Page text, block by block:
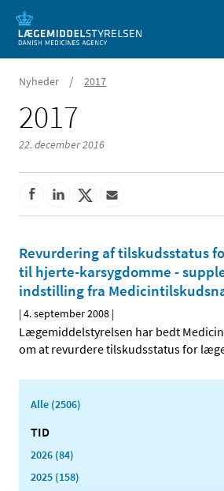
Nyheder / 2017
2017
22. december 2016
Revurdering af tilskudsstatus
til hjerte-karsygdomme -
indstilling fra
|4. september 2008 |
Lægemiddelstyrelsen har bedt
om at revurdere tilskudsstatus for
Alle (2506)
TID
2026 (84)
2025 (158)